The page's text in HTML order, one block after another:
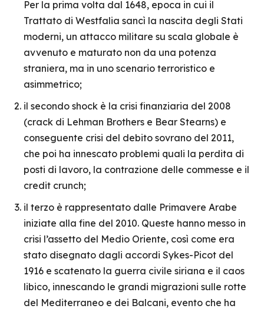
Per la prima volta dal 1648, epoca in cui il
Trattato di Westfalia sancì la nascita degli Stati
moderni, un attacco militare su scala globale è
avvenuto e maturato non da una potenza
straniera, ma in uno scenario terroristico e
asimmetrico;
il secondo shock è la crisi finanziaria del 2008
(crack di Lehman Brothers e Bear Stearns) e
conseguente crisi del debito sovrano del 2011,
che poi ha innescato problemi quali la perdita di
posti di lavoro, la contrazione delle commesse e il
credit crunch;
il terzo è rappresentato dalle Primavere Arabe
iniziate alla fine del 2010. Queste hanno messo in
crisi l’assetto del Medio Oriente, così come era
stato disegnato dagli accordi Sykes-Picot del
1916 e scatenato la guerra civile siriana e il caos
libico, innescando le grandi migrazioni sulle rotte
del Mediterraneo e dei Balcani, evento che ha